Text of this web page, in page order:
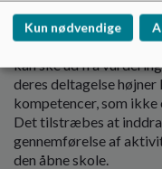
Inddragelse af
kan ske ud fra
deres deltagelse
kompetencer, som ikke
Det tilstræbes at
gennemførelse af
den åbne skole.
Kun nødvendige